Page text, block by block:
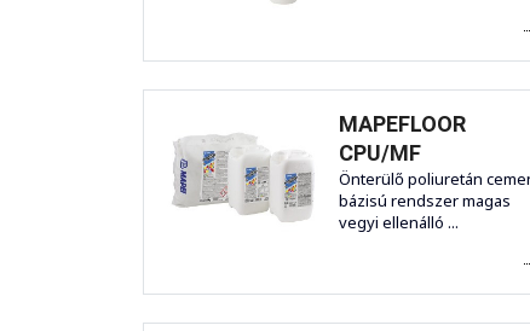
MAPEFLOOR
CPU/MF
Önterülő poliuretán
bázisú rendszer magas
vegyi ellenálló ...